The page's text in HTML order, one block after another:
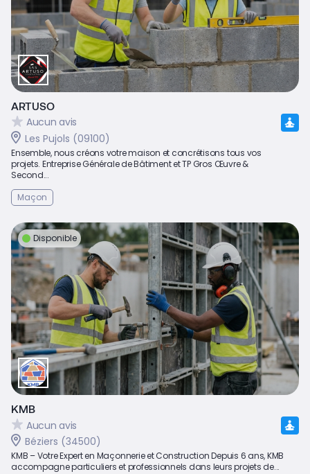
ARTUSO
Aucun avis
Les Pujols (09100)
Ensemble, nous créons votre maison et concrétisons tous vos
projets. Entreprise Générale de Bâtiment et TP Gros Œuvre &
Second...
Maçon
Disponible
KMB
Aucun avis
Béziers (34500)
KMB – Votre Expert en Maçonnerie et Construction Depuis 6 ans, KMB
accompagne particuliers et professionnels dans leurs projets de...